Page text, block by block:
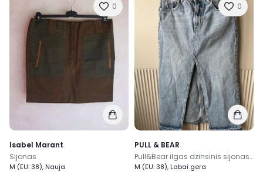
0
Isabel Marant
Sijonas
M (EU: 38), Nauja
0
PULL & BEAR
Pull&Bear ilgas dzinsinis sijonas M dydis
M (EU: 38), Labai gera